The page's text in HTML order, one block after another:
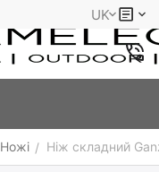
UK
Ножі / Ніж складний